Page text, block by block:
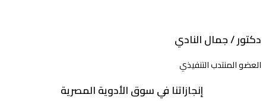
دكتور / جمال النادي
العضو المنتدب التنفيذي
إنجازاتنا في سوق الأدوية المصرية